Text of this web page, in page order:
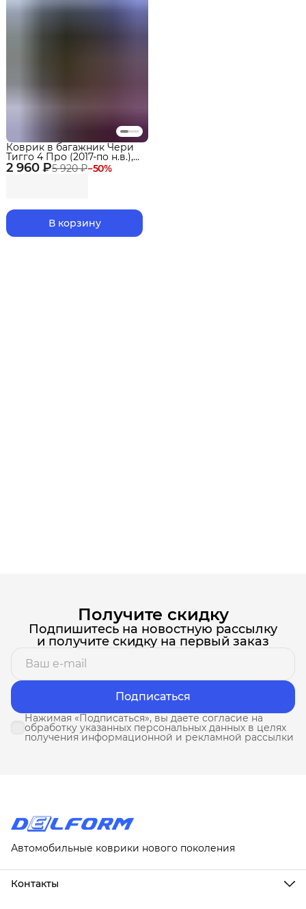
2 960 ₽5 920 ₽−50%
Коврик в багажник Чери
Тигго 4 Про (2017-по н.в.),
Chery Tiggo 4 New 2025,
Eva 3D Premium Delform
В корзину
Получите скидку
Подпишитесь на новостную рассылку
и получите скидку на первый заказ
Подписаться
Нажимая «Подписаться», вы даете согласие на
обработку указанных персональных данных в целях
получения информационной и рекламной рассылки
Автомобильные коврики нового поколения
Контакты